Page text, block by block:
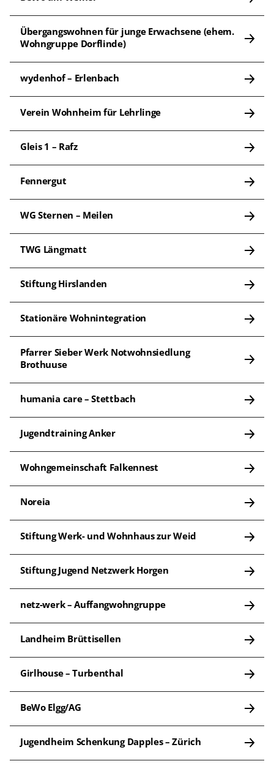
Übergangswohnen für junge Erwachsene (ehem.
Wohngruppe Dorflinde)
wydenhof – Erlenbach
Verein Wohnheim für Lehrlinge
Gleis 1 – Rafz
Fennergut
WG Sternen – Meilen
TWG Längmatt
Stiftung Hirslanden
Stationäre Wohnintegration
Pfarrer Sieber Werk Notwohnsiedlung
Brothuuse
humania care – Stettbach
Jugendtraining Anker
Wohngemeinschaft Falkennest
Noreia
Stiftung Werk- und Wohnhaus zur Weid
Stiftung Jugend Netzwerk Horgen
netz-werk – Auffangwohngruppe
Landheim Brüttisellen
Girlhouse – Turbenthal
BeWo Elgg/AG
Jugendheim Schenkung Dapples – Zürich